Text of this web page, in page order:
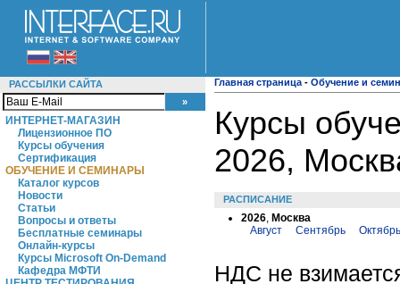
РАССЫЛКИ САЙТА
ИНТЕРНЕТ-МАГАЗИН
Лицензионное ПО
Курсы обучения
Сертификация
ОБУЧЕНИЕ И СЕМИНАРЫ
Каталог курсов
Новости
Статьи
Вопросы и ответы
Бесплатные семинары
Онлайн-курсы
Курсы Microsoft On-Demand
Кафедра МФТИ
Главная страница - Обучение и
Курсы
2026,
РАСПИСАНИЕ
2026 Москва
Август
Сентябрь Октябрь
НДС не